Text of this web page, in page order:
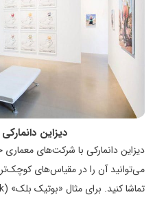
دیزاین
دیزاین دانمارکی با شرکت‌های معماری
می‌توانید آن را در مقیاس‌های